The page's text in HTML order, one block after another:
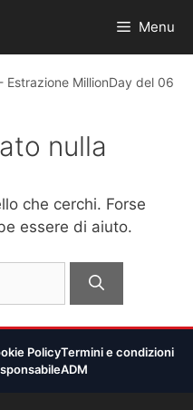
Menu
- Estrazione MillionDay del 06
nulla
che cerchi. Forse
essere di aiuto.
PolicyTermini e condizioni
ADM